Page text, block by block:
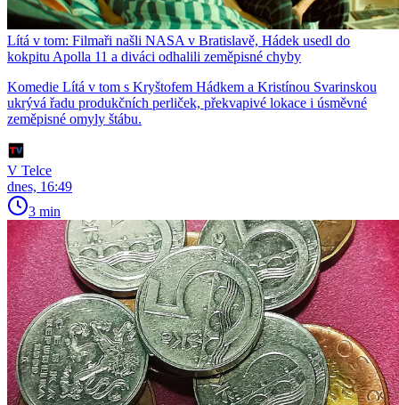
Lítá v tom: Filmaři našli NASA v Bratislavě, Hádek usedl do
kokpitu Apolla 11 a diváci odhalili zeměpisné chyby
Komedie Lítá v tom s Kryštofem Hádkem a Kristínou Svarinskou
ukrývá řadu produkčních perliček, překvapivé lokace i úsměvné
zeměpisné omyly štábu.
V Telce
dnes, 16:49
3 min